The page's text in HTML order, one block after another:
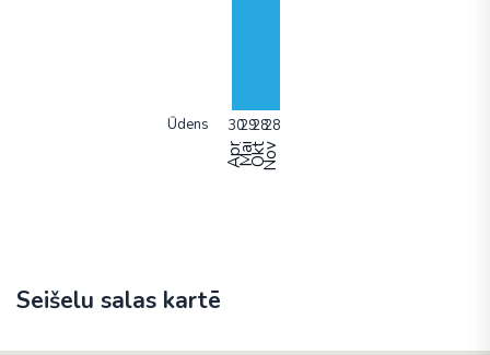
Ūdens
AprMaiOktNov
Seišelu salas kartē